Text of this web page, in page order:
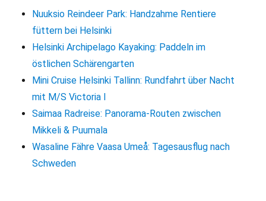
Nuuksio Reindeer Park: Handzahme Rentiere
füttern bei Helsinki
Helsinki Archipelago Kayaking: Paddeln im
östlichen Schärengarten
Mini Cruise Helsinki Tallinn: Rundfahrt über Nacht
mit M/S Victoria I
Saimaa Radreise: Panorama-Routen zwischen
Mikkeli & Puumala
Wasaline Fähre Vaasa Umeå: Tagesausflug nach
Schweden